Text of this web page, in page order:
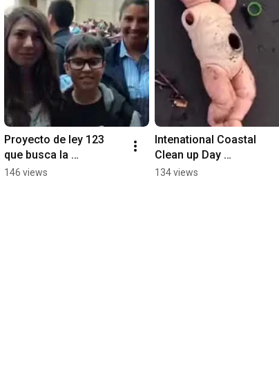
Proyecto de ley 123
que busca la
prohibición y
146 views
Intenational Coastal
Clean up Day
COLOMBIA 2016
134 views